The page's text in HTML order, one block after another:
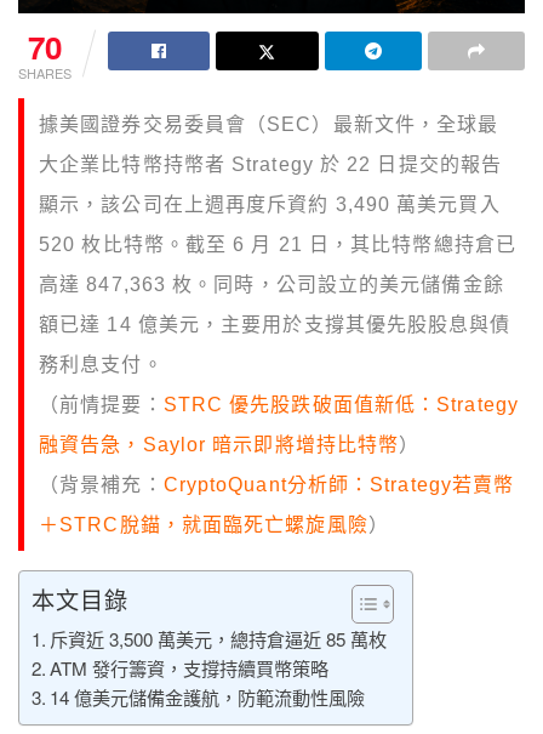
70
SHARES
據美國證券交易委員會（SEC）最新文件，全球最
大企業比特幣持幣者 Strategy 於 22 日提交的報告
顯示，該公司在上週再度斥資約 3,490 萬美元買入
520 枚比特幣。截至 6 月 21 日，其比特幣總持倉已
高達 847,363 枚。同時，公司設立的美元儲備金餘
額已達 14 億美元，主要用於支撐其優先股股息與債
務利息支付。
（前情提要： STRC 優先股跌破面值新低：Strategy
融資告急，Saylor 暗示即將增持比特幣）
（背景補充： CryptoQuant分析師：Strategy若賣幣
＋STRC脫錨，就面臨死亡螺旋風險）
本文目錄
斥資近 3,500 萬美元，總持倉逼近 85 萬枚
ATM 發行籌資，支撐持續買幣策略
14 億美元儲備金護航，防範流動性風險